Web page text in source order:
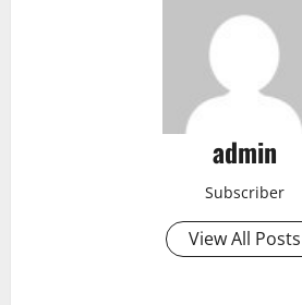
admin
Subscriber
View All Posts